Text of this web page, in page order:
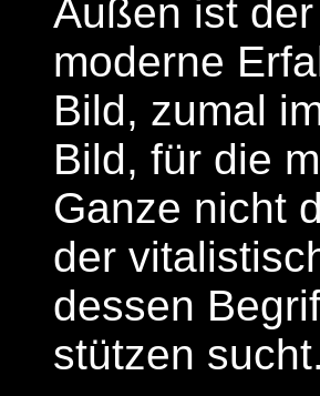
Außen ist
moderne
Bild, zumal
Bild, für die
Ganze nicht
der
dessen
stützen sucht.